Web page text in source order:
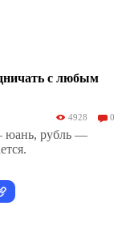
с любым
4928 0
юань, рубль —